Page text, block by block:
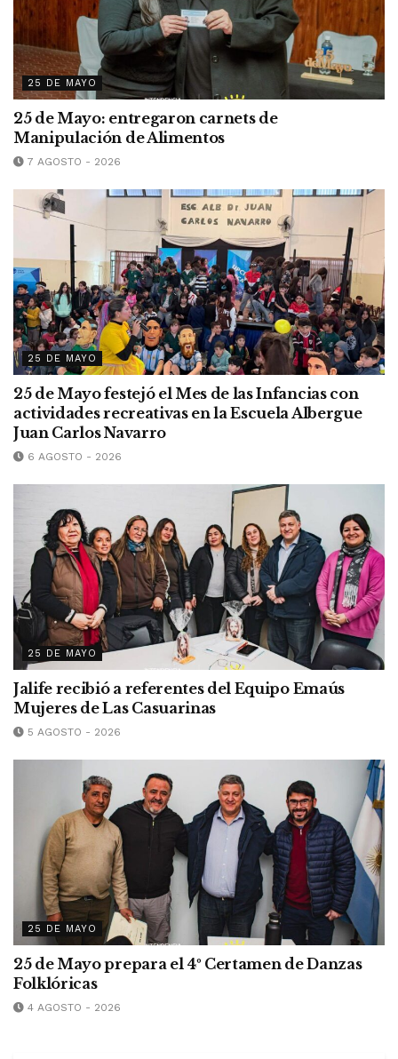
25 DE MAYO
25 de Mayo: entregaron carnets de
Manipulación de Alimentos
7 AGOSTO - 2026
25 DE MAYO
25 de Mayo festejó el Mes de las Infancias con
actividades recreativas en la Escuela Albergue
Juan Carlos Navarro
6 AGOSTO - 2026
25 DE MAYO
Jalife recibió a referentes del Equipo Emaús
Mujeres de Las Casuarinas
5 AGOSTO - 2026
25 DE MAYO
25 de Mayo prepara el 4º Certamen de Danzas
Folklóricas
4 AGOSTO - 2026